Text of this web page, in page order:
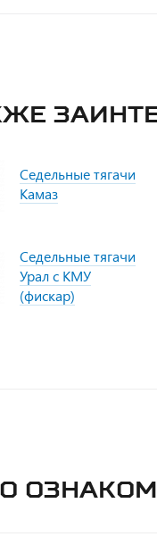
Седельные тягачи
Камаз
Седельные тягачи
Урал с КМУ
(фискар)